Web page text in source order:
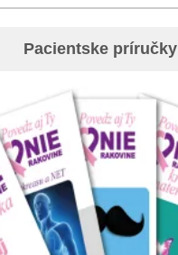
Pacientske príručky